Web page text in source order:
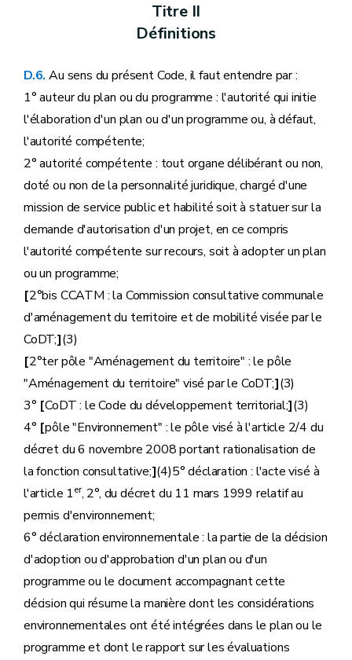
Titre II
Définitions
D.6. Au sens du présent Code, il faut entendre par :
1° auteur du plan ou du programme : l'autorité qui initie
l'élaboration d'un plan ou d'un programme ou, à défaut,
l'autorité compétente;
2° autorité compétente : tout organe délibérant ou non,
doté ou non de la personnalité juridique, chargé d'une
mission de service public et habilité soit à statuer sur la
demande d'autorisation d'un projet, en ce compris
l'autorité compétente sur recours, soit à adopter un plan
ou un programme;
[2°bis CCATM : la Commission consultative communale
d'aménagement du territoire et de mobilité visée par le
CoDT;](3)
[2°ter pôle "Aménagement du territoire" : le pôle
"Aménagement du territoire" visé par le CoDT;](3)
3° [CoDT : le Code du développement territorial;](3)
4° [pôle "Environnement" : le pôle visé à l'article 2/4 du
décret du 6 novembre 2008 portant rationalisation de
la fonction consultative;](4)5° déclaration : l'acte visé à
l'article 1er, 2°, du décret du 11 mars 1999 relatif au
permis d'environnement;
6° déclaration environnementale : la partie de la décision
d'adoption ou d'approbation d'un plan ou d'un
programme ou le document accompagnant cette
décision qui résume la manière dont les considérations
environnementales ont été intégrées dans le plan ou le
programme et dont le rapport sur les évaluations